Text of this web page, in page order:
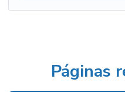
Páginas